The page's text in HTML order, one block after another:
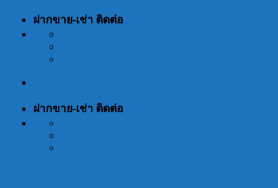
Skip
ฝากขาย-เช่า ติดต่อ
ฝากขาย-เช่า ติดต่อ